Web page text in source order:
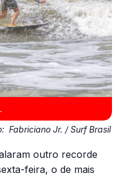
Fabriciano Jr. / Surf Brasil
outro recorde
feira, o de mais